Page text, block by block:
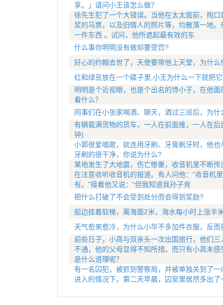
享。」请问小王该怎么做？
徐先生犯了一个大错误。当他在太太面前，掏
奖的马票，以及旧情人的照片等，均散落一地
一件东西 。试问，他所遮起最有效的东
什么事你明明没有做却要受罚?
好心的约翰去世了，天使要带他上天堂，为什么
红和绿豆放在一个碟子里,小王为什么一下就把
明明是个近视眼，也是个出名的馋小子，在他
看什么？
同事们在小张家喝酒、聊天，酒过三巡后，为
有辆载满货物的货车，一人在前面推，一人在
钟)
小郭很爱唱歌，就连用牙刷、牙膏刷牙时，他
牙刷的很干净，你说为什么?
某地发生了大地震，伤亡惨重，收音机里不断
在注意收听收音机的报道。有人问他：“收音机
有。”接着他又说：“但我知道我孙子肯
把什么打破了不会受到处分而会得到奖励?
船边挂着软梯，离海面2米，海水每小时上涨半
天气愈來愈冷，为什么小华不多加件衣服，反而
前些日子，小高与双亲头一次出国旅行，他们
不通，他的父母显得不知所措。而只有小高未
是什么道理呢？
有一名囚犯，被抓到警察局，并被单独关到了
进入的情况下，第二天早晨，囚室里居然多出